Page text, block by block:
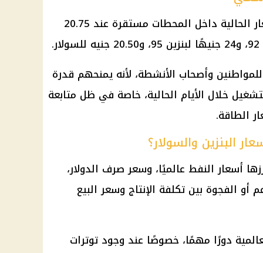
الحالية داخل المحطات مستقرة عند 20.75
وأصحاب الأنشطة، لأنه يمنحهم قدرة
خلال الأيام الحالية، خاصة في ظل متابعة
الطاقة.
البنزين والسولار؟
أسعار النفط عالميًا، وسعرصرف الدولار،
أو الفجوة بين تكلفة الإنتاج وسعر البيع
دورًا مهمًا، خصوصًا عند وجود توترات